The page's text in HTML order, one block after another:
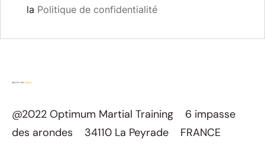
la Politique de confidentialité
@2022 Optimum Martial Training 6 impasse
des arondes 34110 La Peyrade FRANCE